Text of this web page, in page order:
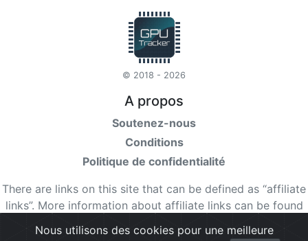
© 2018 - 2026
A propos
Soutenez-nous
Conditions
Politique de confidentialité
There are links on this site that can be defined as “affiliate
links”. More information about affiliate links can be found
Nous utilisons des cookies pour une meilleure